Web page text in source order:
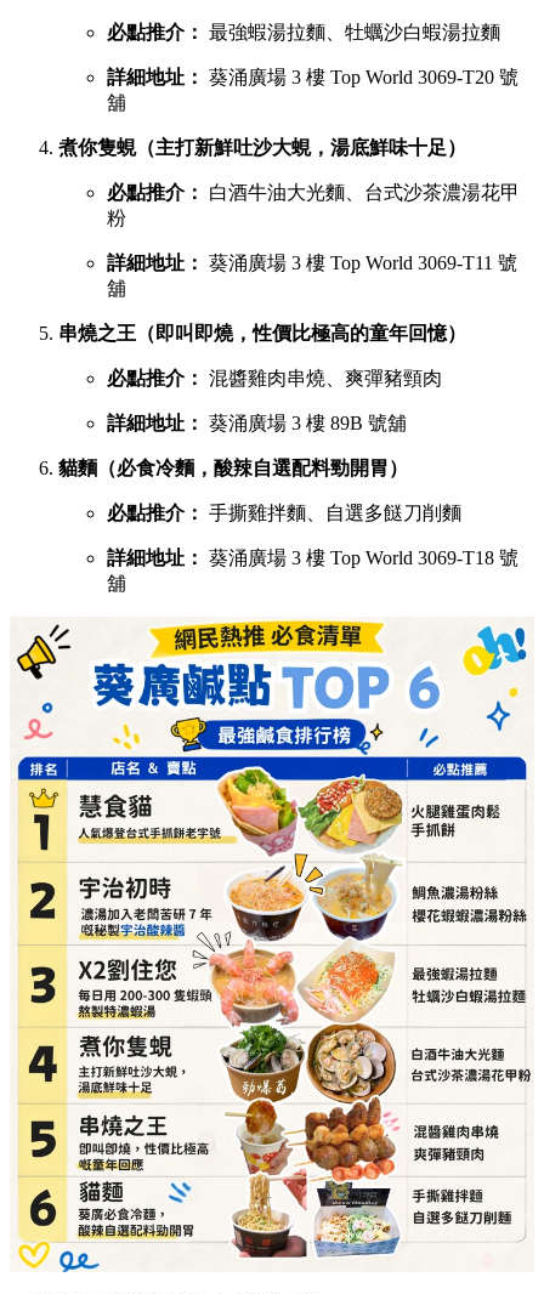
必點推介： 最強蝦湯拉麵、牡蠣沙白蝦湯拉麵
詳細地址： 葵涌廣場 3 樓 Top World 3069-T20 號
舖
煮你隻蜆（主打新鮮吐沙大蜆，湯底鮮味十足）
必點推介：
白酒牛油大光麵、台式沙茶濃湯花甲
粉
詳細地址： 葵涌廣場 3 樓 Top World 3069-T11 號
舖
串燒之王（即叫即燒，性價比極高的童年回憶）
必點推介： 混醬雞肉串燒、爽彈豬頸肉
詳細地址： 葵涌廣場 3 樓 89B 號舖
貓麵（必食冷麵，酸辣自選配料勁開胃）
必點推介： 手撕雞拌麵、自選多餸刀削麵
詳細地址： 葵涌廣場 3 樓 Top World 3069-T18 號
舖